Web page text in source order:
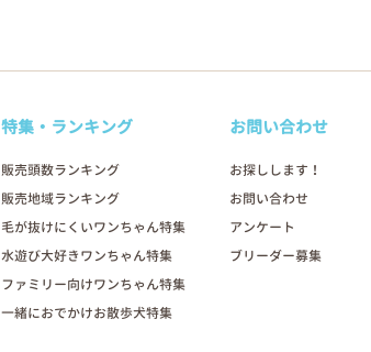
特集・ランキング
販売頭数ランキング
販売地域ランキング
毛が抜けにくいワンちゃん特集
水遊び大好きワンちゃん特集
ファミリー向けワンちゃん特集
一緒におでかけお散歩犬特集
お問い合わせ
お探しします！
お問い合わせ
アンケート
ブリーダー募集